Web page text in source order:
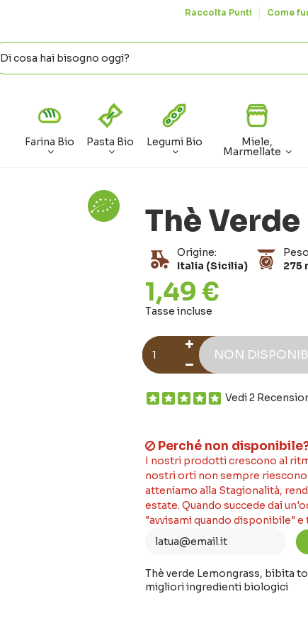
Raccolta Punti Come
Farina Bio Pasta Bio Legumi Bio Miele,
Marmellate
Thè
Origine:
Italia (Sicilia)
275
1,49 €
Tasse incluse
NON
Vedi 2
Perché non
I nostri prodotti crescono al
nostri orti non sempre riescono
atteniamo alla Stagionalità,
estate. Quando succede dai
"avvisami quando disponibile"
Thè verde Lemongrass, bibita
migliori ingredienti biologici